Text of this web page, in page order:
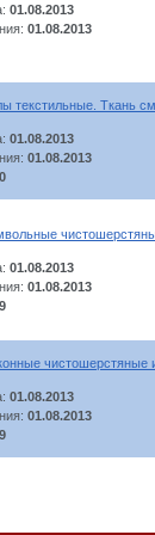
01.08.2013
01.08.2013
текстильные. Ткань
01.08.2013
01.08.2013
01.08.2013
01.08.2013
чистошерстяные
01.08.2013
01.08.2013